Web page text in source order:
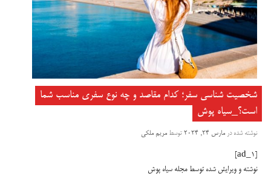
شخصیت شناسی سفر؛ کدام مقاصد و چه نوع سفری مناسب شما
است؟_سیاه پوش
نوشته شده درمارس 24, 2024 توسطمریم ملکی
نوشته و ویرایش شده توسط مجله سیاه پوش